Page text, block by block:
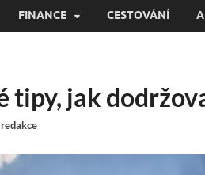
FINANCE CESTOVÁNÍ
tipy, jak
redakce